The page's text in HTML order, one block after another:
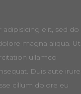
elit, sed do
magna aliqua. Ut
ullamco
Duis aute irure
cillum dolore eu